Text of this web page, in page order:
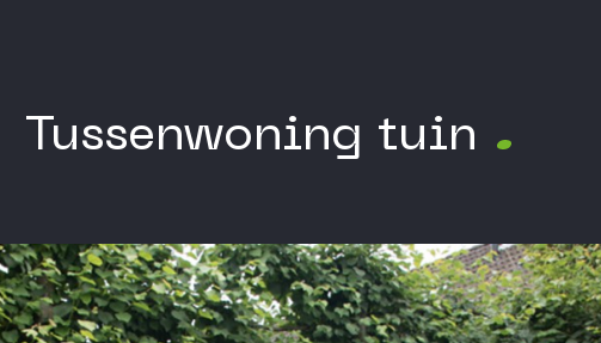
Tussenwoning tuin